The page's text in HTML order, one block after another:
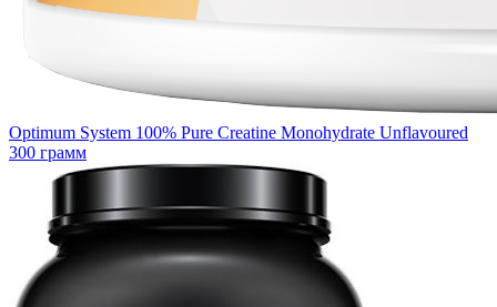
Optimum System 100% Pure Creatine Monohydrate Unflavoured
300 грамм